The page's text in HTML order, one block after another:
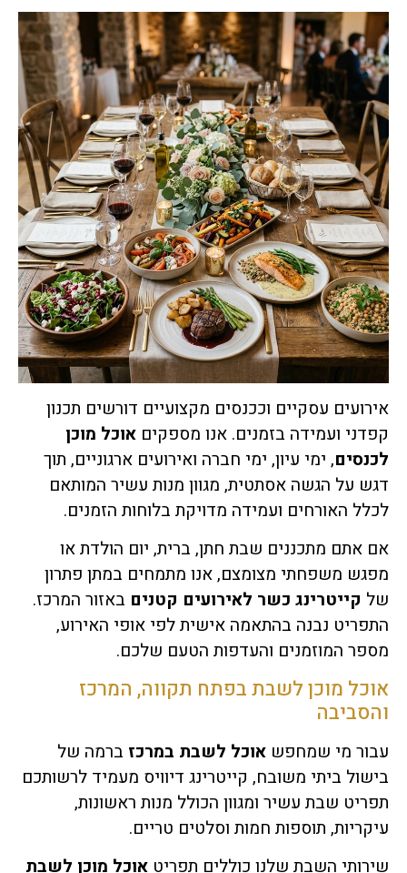
אירועים עסקיים וככנסים מקצועיים דורשים תכנון
קפדני ועמידה בזמנים. אנו מספקים אוכל מוכן
לכנסים, ימי עיון, ימי חברה ואירועים ארגוניים, תוך
דגש על הגשה אסתטית, מגוון מנות עשיר המותאם
לכלל האורחים ועמידה מדויקת בלוחות הזמנים.
אם אתם מתכננים שבת חתן, ברית, יום הולדת או
מפגש משפחתי מצומצם, אנו מתמחים במתן פתרון
של קייטרינג כשר לאירועים קטנים באזור המרכז.
התפריט נבנה בהתאמה אישית לפי אופי האירוע,
מספר המוזמנים והעדפות הטעם שלכם.
אוכל מוכן לשבת בפתח תקווה, המרכז
והסביבה
עבור מי שמחפש אוכל לשבת במרכז ברמה של
בישול ביתי משובח, קייטרינג דיוויס מעמיד לרשותכם
תפריט שבת עשיר ומגוון הכולל מנות ראשונות,
עיקריות, תוספות חמות וסלטים טריים.
שירותי השבת שלנו כוללים תפריט אוכל מוכן לשבת